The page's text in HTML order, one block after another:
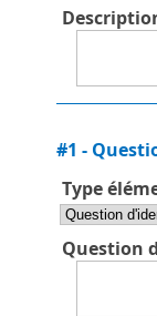
#1 -
Type
Question